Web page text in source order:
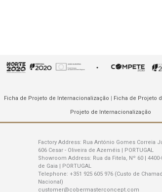
Ficha de Projeto de Internacionalização | Ficha de Projeto
Projeto de Internacionalização
Factory Address: Rua António Gomes Correia
606 Cesar - Oliveira de Azeméis | PORTUGAL
Showroom Address: Rua da Fitela, Nº 60 |
de Gaia | PORTUGAL
Telephone: +351 925 605 976 (Custo de
Nacional)
customer@cobermasterconcept.com